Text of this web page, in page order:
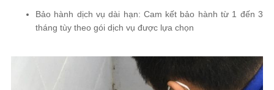
Bảo hành dịch vụ dài hạn: Cam kết bảo hành từ 1 đến 3
tháng tùy theo gói dịch vụ được lựa chọn